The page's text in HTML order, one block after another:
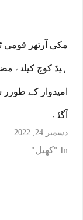
مکی آرتھر قومی
ہیڈ کوچ کیلئے
امیدوار کے طورر
آگئے
دسمبر 24, 2022
In "کھیل"